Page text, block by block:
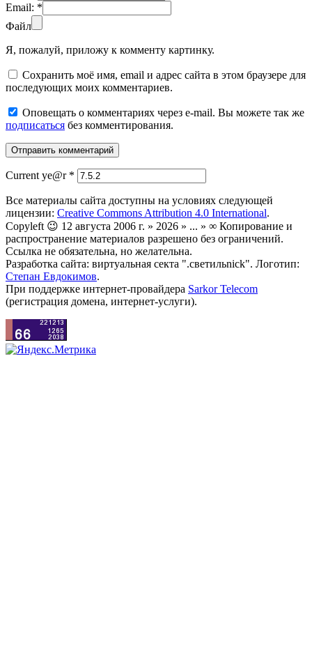
Email: *
Файл
Я, пожалуй, приложу к комменту картинку.
Сохранить моё имя, email и адрес сайта в этом браузере для
последующих моих комментариев.
Оповещать о комментариях через e-mail. Вы можете так же
подписаться без комментирования.
Current ye@r *
Все материалы сайта доступны на условиях следующей
лицензии: Creative Commons Attribution 4.0 International.
Copyleft 😉 12 августа 2006 г. » 2026 » ... » ∞ Копирование и
распространение материалов разрешено без ограничений.
Ссылка не обязательна, но желательна.
Разработка сайта: виртуальная секта ".светильnick". Логотип:
Степан Евдокимов.
При поддержке интернет-провайдера Sarkor Telecom
(регистрация домена, интернет-услуги).